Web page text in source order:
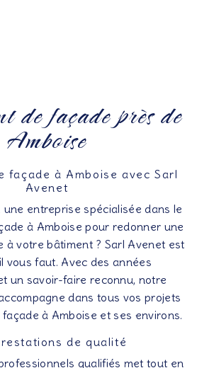
de façade près de
Amboise
façade à Amboise avec Sarl
Avenet
entreprise spécialisée dans le
à Amboise pour redonner une
à votre bâtiment ? Sarl Avenet est
vous faut. Avec des années
un savoir-faire reconnu, notre
dans tous vos projets
à Amboise et ses environs.
de qualité
qualifiés met tout en